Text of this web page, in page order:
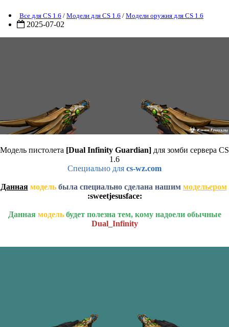
Все для CS 1.6 / Модели для CS 1.6 / Модели оружия для CS 1.6
2025-07-02
Модель пистолета [Dual Infinity Guardian] для зомби сервера CS
1.6
Специально для cs-wz.com
Данная модель была специально сделана нашим модельером
:sweetjesusface:
Данная модельбудет полезна тем, кому надоели обычные
Dual_Infinity